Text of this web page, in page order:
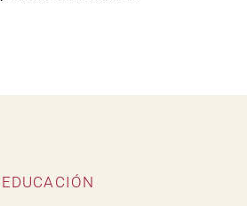
EDUCACIÓN